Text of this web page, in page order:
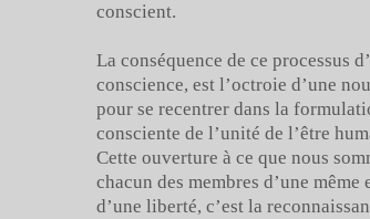
conscient.
La conséquence de ce processus
conscience, est l’octroie d’une
pour se recentrer dans la
consciente de l’unité de l’être
Cette ouverture à ce que nous
chacun des membres d’une
d’une liberté, c’est la